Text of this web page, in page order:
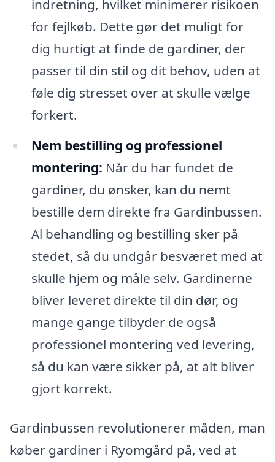
indretning, hvilket minimerer risikoen
for fejlkøb. Dette gør det muligt for
dig hurtigt at finde de gardiner, der
passer til din stil og dit behov, uden at
føle dig stresset over at skulle vælge
forkert.
Nem bestilling og professionel
montering: Når du har fundet de
gardiner, du ønsker, kan du nemt
bestille dem direkte fra Gardinbussen.
Al behandling og bestilling sker på
stedet, så du undgår besværet med at
skulle hjem og måle selv. Gardinerne
bliver leveret direkte til din dør, og
mange gange tilbyder de også
professionel montering ved levering,
så du kan være sikker på, at alt bliver
gjort korrekt.
Gardinbussen revolutionerer måden, man
køber gardiner i Ryomgård på, ved at